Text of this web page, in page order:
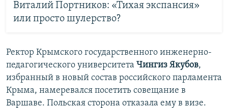
Виталий Портников: «Тихая экспансия»
или просто шулерство?
Ректор Крымского государственного инженерно-
педагогического университета Чингиз Якубов,
избранный в новый состав российского парламента
Крыма, намеревался посетить совещание в
Варшаве. Польская сторона отказала ему в визе.